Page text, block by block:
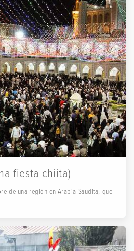
fiesta chiita)
de una región en Arabia Saudita, que